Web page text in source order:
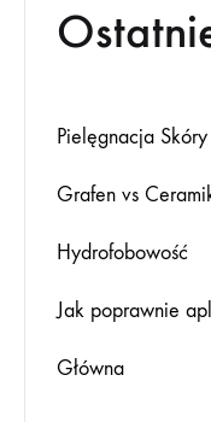
Pielęgnacja Skóry
Grafen vs
Hydrofobowość
Jak poprawnie
Główna